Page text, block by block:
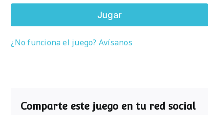
Jugar
¿No funciona el juego? Avísanos
Comparte este juego en tu red social